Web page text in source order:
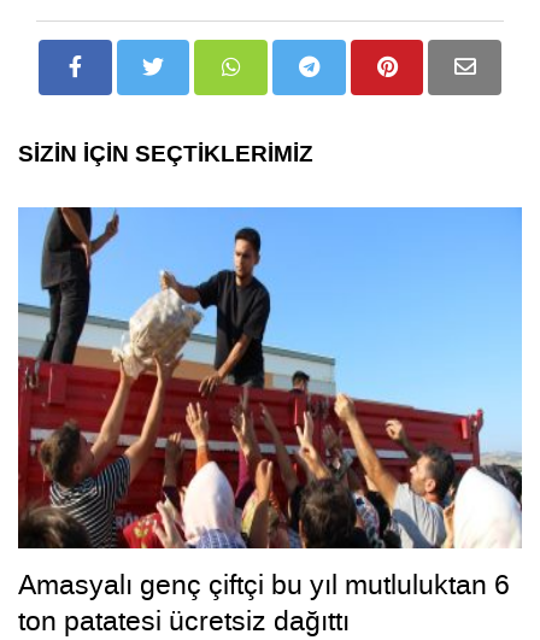
SİZİN İÇİN SEÇTİKLERİMİZ
Amasyalı genç çiftçi bu yıl mutluluktan 6
ton patatesi ücretsiz dağıttı